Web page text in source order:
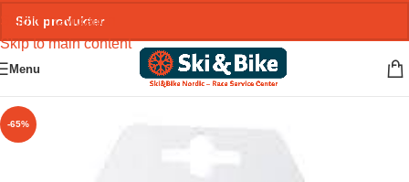
Skip to navigation
Skip to main content
Menu
-65%